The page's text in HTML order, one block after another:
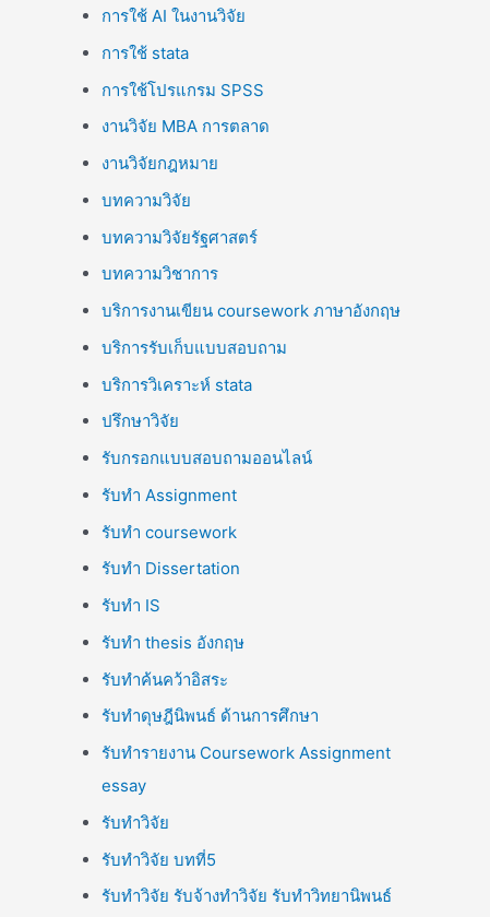
การใช้ AI ในงานวิจัย
การใช้ stata
การใช้โปรแกรม SPSS
งานวิจัย MBA การตลาด
งานวิจัยกฎหมาย
บทความวิจัย
บทความวิจัยรัฐศาสตร์
บทความวิชาการ
บริการงานเขียน coursework ภาษาอังกฤษ
บริการรับเก็บแบบสอบถาม
บริการวิเคราะห์ stata
ปรึกษาวิจัย
รับกรอกแบบสอบถามออนไลน์
รับทำ Assignment
รับทำ coursework
รับทำ Dissertation
รับทำ IS
รับทำ thesis อังกฤษ
รับทำค้นคว้าอิสระ
รับทำดุษฎีนิพนธ์ ด้านการศึกษา
รับทำรายงาน Coursework Assignment
essay
รับทำวิจัย
รับทำวิจัย บทที่5
รับทำวิจัย รับจ้างทำวิจัย รับทำวิทยานิพนธ์